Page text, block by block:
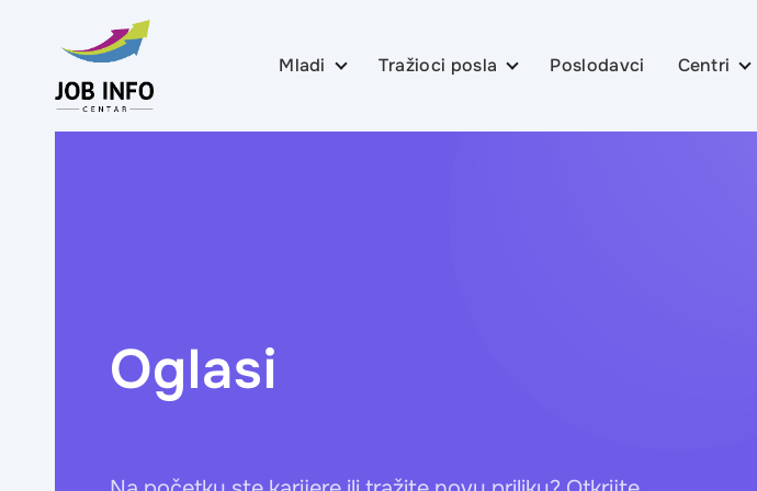
Mladi
Poseta firmama
Tražioci posla Poslodavci Centri
Oglasi